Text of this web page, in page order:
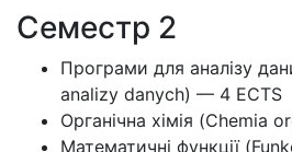
Семестр 2
Програми для аналізу
analizy danych) — 4 ECTS
Органічна хімія (Chemia
Математичні функції